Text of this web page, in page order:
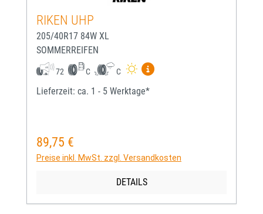
RIKEN UHP
205/40R17 84W XL
SOMMERREIFEN
72 C C
Mehr Informationen zum
Lieferzeit: ca. 1 - 5 Werktage*
Regulärer Preis:
89,75 €
Preise inkl. MwSt. zzgl. Versandkosten
DETAILS